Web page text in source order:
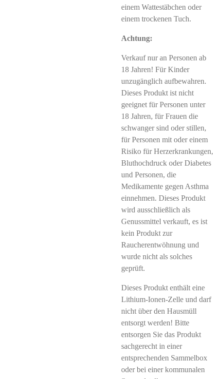
einem Wattestäbchen oder
einem trockenen Tuch.
Achtung:
Verkauf nur an Personen ab
18 Jahren! Für Kinder
unzugänglich aufbewahren.
Dieses Produkt ist nicht
geeignet für Personen unter
18 Jahren, für Frauen die
schwanger sind oder stillen,
für Personen mit oder einem
Risiko für Herzerkrankungen,
Bluthochdruck oder Diabetes
und Personen, die
Medikamente gegen Asthma
einnehmen. Dieses Produkt
wird ausschließlich als
Genussmittel verkauft, es ist
kein Produkt zur
Raucherentwöhnung und
wurde nicht als solches
geprüft.
Dieses Produkt enthält eine
Lithium-Ionen-Zelle und darf
nicht über den Hausmüll
entsorgt werden! Bitte
entsorgen Sie das Produkt
sachgerecht in einer
entsprechenden Sammelbox
oder bei einer kommunalen